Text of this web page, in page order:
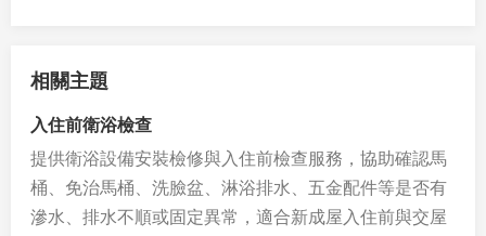
相關主題
入住前衛浴檢查
提供衛浴設備安裝檢修與入住前檢查服務，協助確認馬
桶、免治馬桶、洗臉盆、淋浴排水、五金配件等是否有
滲水、排水不順或固定異常，適合新成屋入住前與交屋